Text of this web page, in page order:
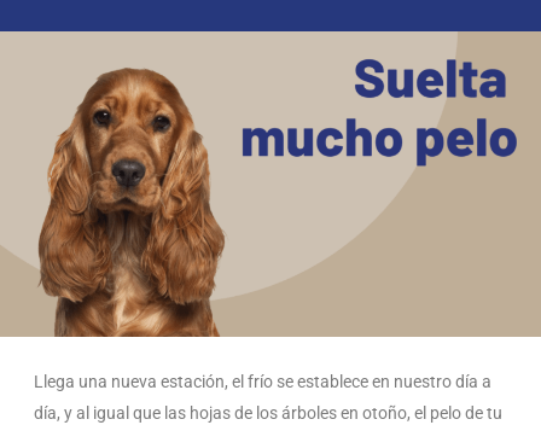
Llega una nueva estación, el frío se establece en nuestro día a
día, y al igual que las hojas de los árboles en otoño, el pelo de tu